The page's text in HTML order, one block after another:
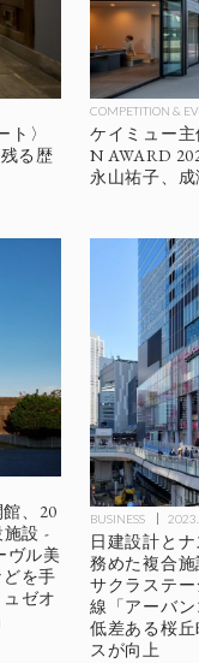
〉
る歴
COMPETITION &
ケイミュー
N AWARD
永山祐子、
、20
設 -
ヴル美
を手
ゼオ
BUSINESS
日建設計と
務めた複合施
サクラステ
線「アーバ
低差ある桜
スが向上